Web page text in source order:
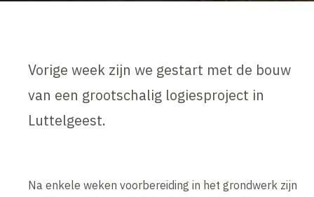
Vorige week zijn we gestart met de bouw
van een grootschalig logiesproject in
Luttelgeest.
Na enkele weken voorbereiding in het grondwerk zijn